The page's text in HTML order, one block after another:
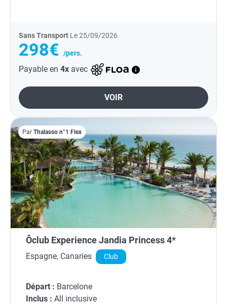
Sans Transport Le 25/09/2026
298€ /pers.
Payable en 4x avec
VOIR
Par Thalasso n°1 Flex
Ôclub Experience Jandia Princess 4*
Espagne, Canaries Club
Départ : Barcelone
Inclus : All inclusive